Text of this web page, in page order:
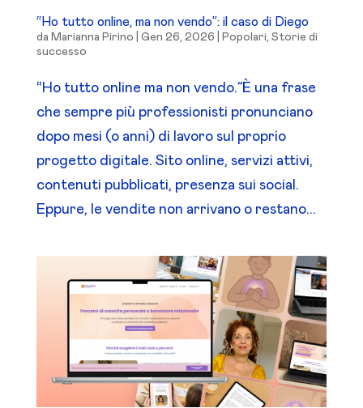
“Ho tutto online, ma non vendo”: il caso di Diego
da Marianna Pirino Gen 26, 2026 Popolari Storie di
successo
“Ho tutto online ma non vendo.”È una frase
che sempre più professionisti pronunciano
dopo mesi (o anni) di lavoro sul proprio
progetto digitale. Sito online, servizi attivi,
contenuti pubblicati, presenza sui social.
Eppure, le vendite non arrivano o restano...